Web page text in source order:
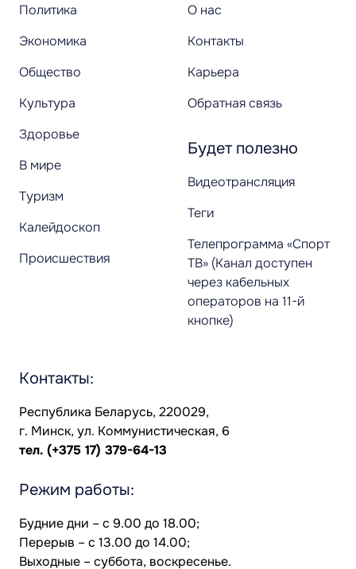
Политика
Экономика
Общество
Культура
Здоровье
В мире
Туризм
Калейдоскоп
Происшествия
О нас
Контакты
Карьера
Обратная связь
Будет полезно
Видеотрансляция
Теги
Телепрограмма «Спорт
ТВ» (Канал доступен
через кабельных
операторов на 11-й
кнопке)
Контакты:
Республика Беларусь, 220029,
г. Минск, ул. Коммунистическая, 6
тел. (+375 17) 379-64-13
Режим работы:
Будние дни – с 9.00 до 18.00;
Перерыв – с 13.00 до 14.00;
Выходные – суббота, воскресенье.